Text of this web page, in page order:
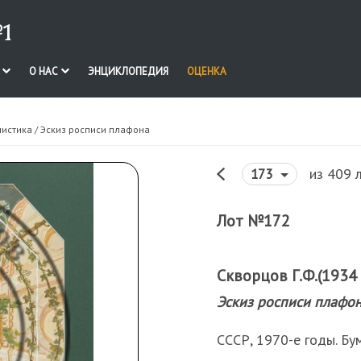
О НАС ЭНЦИКЛОПЕДИЯ ОЦЕНКА
/ Эскиз росписи плафона
173 из 409
Лот №172
Скворцов Г.Ф.(1934
Эскиз росписи
СССР, 1970-е годы.